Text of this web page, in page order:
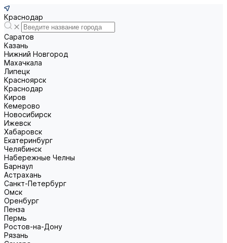
Краснодар
Саратов
Казань
Нижний Новгород
Махачкала
Липецк
Красноярск
Краснодар
Киров
Кемерово
Новосибирск
Ижевск
Хабаровск
Екатеринбург
Челябинск
Набережные Челны
Барнаул
Астрахань
Санкт-Петербург
Омск
Оренбург
Пенза
Пермь
Ростов-на-Дону
Рязань